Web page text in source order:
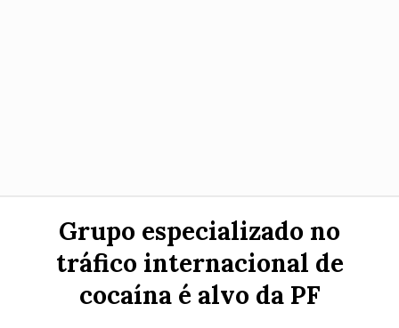
Grupo especializado no
tráfico internacional de
cocaína é alvo da PF